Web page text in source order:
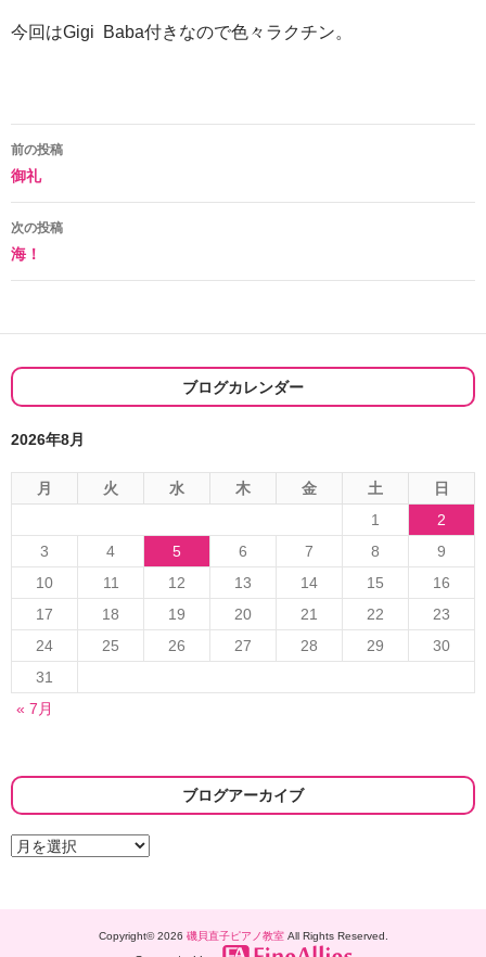
今回はGigi Baba付きなので色々ラクチン。
投
稿
ナ
ビ
ー
シ
ョ
ン
前の投稿
御礼
次の投稿
海！
ブログカレンダー
2026年8月
月 火 水 木 金 土
日
1
2
3
4 5 6 7 8
9
10
11 12 13 14 15
16
17
18 19 20 21 22
23
24
25 26 27 28 29
30
31
« 7月
ブログアーカイブ
ブ
ロ
Copyright© 2026 磯貝直子ピアノ教室All Rights Reserved.